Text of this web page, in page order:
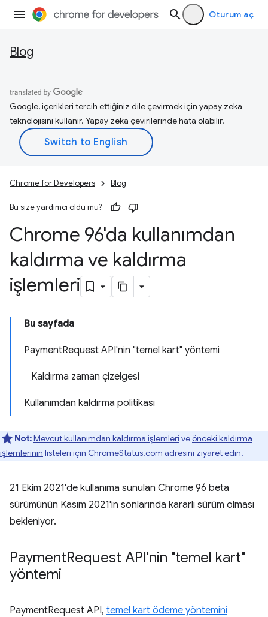
Oturum aç
Blog
Google, içerikleri tercih ettiğiniz dile çevirmek için yapay zeka
teknolojisini kullanır. Yapay zeka çevirilerinde hata olabilir.
Chrome for Developers Blog
Bu size yardımcı oldu mu?
Chrome 96'da kullanımdan
kaldırma ve kaldırma
işlemleri
Bu sayfada
PaymentRequest API'nin "temel kart" yöntemi
Kaldırma zaman çizelgesi
Kullanımdan kaldırma politikası
Not:Mevcut kullanımdan kaldırma işlemleri veönceki kaldırma
işlemlerinin listeleri için ChromeStatus.com adresini ziyaret edin.
21 Ekim 2021'de kullanıma sunulan Chrome 96 beta
sürümünün Kasım 2021'in sonlarında kararlı sürüm olması
bekleniyor.
PaymentRequest API'nin "temel kart"
yöntemi
PaymentRequest API, temel kart ödeme yöntemini